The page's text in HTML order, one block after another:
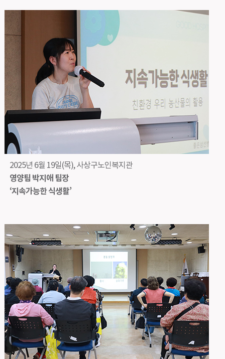
2025년 6월 19일(목), 사상구노인복지관
영양팀 박지애 팀장
‘지속가능한 식생활’